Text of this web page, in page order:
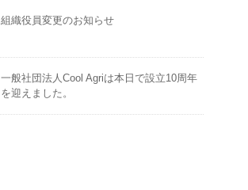
組織役員変更のお知らせ
一般社団法人Cool Agriは本日で設立10周年
を迎えました。